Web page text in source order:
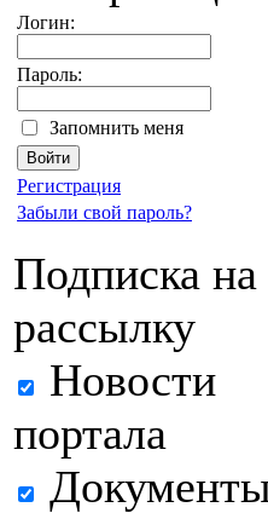
Логин:
Пароль:
Запомнить меня
Регистрация
Забыли свой пароль?
Подписка на
рассылку
Новости
портала